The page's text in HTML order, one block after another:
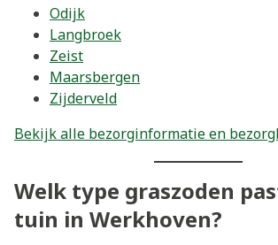
Odijk
Langbroek
Zeist
Maarsbergen
Zijderveld
Bekijk alle bezorginformatie en
Welk type graszoden
tuin in Werkhoven?